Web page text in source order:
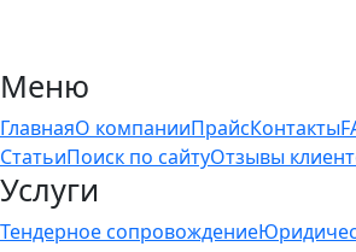
Меню
ГлавнаяО компанииПрайсКонтакты
СтатьиПоиск по сайтуОтзывы
Услуги
Тендерное сопровождение